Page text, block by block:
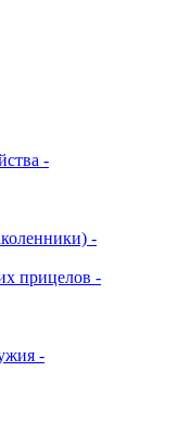
-
-
прицелов -
-